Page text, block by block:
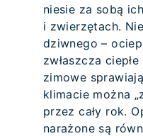
niesie za sobą
i zwierzętach.
dziwnego –
zwłaszcza
zimowe
klimacie można
przez cały rok.
narażone są